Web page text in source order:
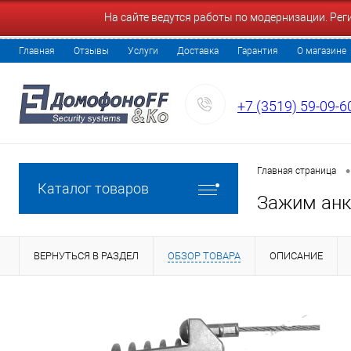
На сайте ведутся работы по модернизации.
Главная Отзывы Услуги Доставка Гарантия О магазине
+7 (3519) 59-09-
Каталог товаров
Главная страница •
Зажим
ВЕРНУТЬСЯ В РАЗДЕЛ ОБЗОР ТОВАРА ОПИСАНИЕ